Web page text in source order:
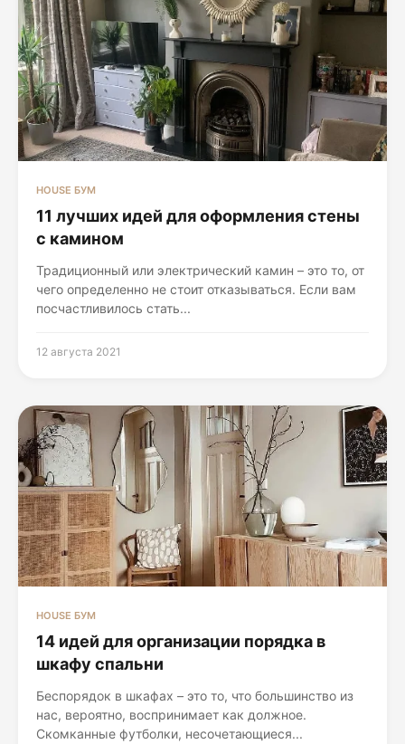
HOUSE БУМ
11 лучших идей для оформления стены
с камином
Традиционный или электрический камин – это то, от
чего определенно не стоит отказываться. Если вам
посчастливилось стать...
12 августа 2021
HOUSE БУМ
14 идей для организации порядка в
шкафу спальни
Беспорядок в шкафах – это то, что большинство из
нас, вероятно, воспринимает как должное.
Скомканные футболки, несочетающиеся...